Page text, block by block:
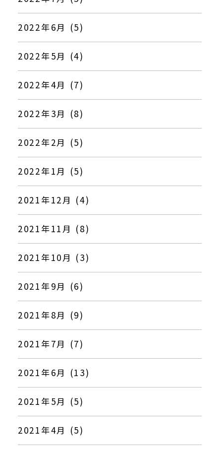
2022年6月 (5)
2022年5月 (4)
2022年4月 (7)
2022年3月 (8)
2022年2月 (5)
2022年1月 (5)
2021年12月 (4)
2021年11月 (8)
2021年10月 (3)
2021年9月 (6)
2021年8月 (9)
2021年7月 (7)
2021年6月 (13)
2021年5月 (5)
2021年4月 (5)